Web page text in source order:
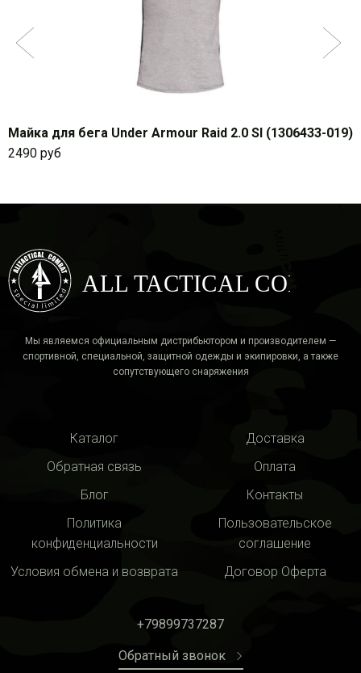
Майка для бега Under Armour Raid 2.0 Sl (1306433-019)
2490 руб
ALL TACTICAL COMBAT
Мы являемся официальным дистрибьютором и производителем —
спортивной, специальной, защитной одежды и экипировки, а также
сопутствующего снаряжения
Каталог
Доставка
Обратная связь
Оплата
Блог
Контакты
Политика
конфиденциальности
Пользовательское
соглашение
Условия обмена и возврата
Договор Оферта
+79899737287
Обратный звонок